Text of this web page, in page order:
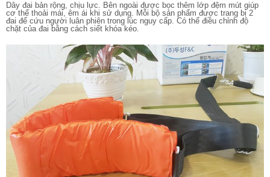
Dây đai bản rộng, chịu lực. Bên ngoài được bọc thêm lớp đệm mút giúp
cơ thể thoải mái, êm ái khi sử dụng. Mỗi bộ sản phẩm được trang bị 2
đai để cứu người luân phiên trong lúc nguy cấp. Có thể điều chỉnh độ
chặt của đai bằng cách siết khóa kéo.